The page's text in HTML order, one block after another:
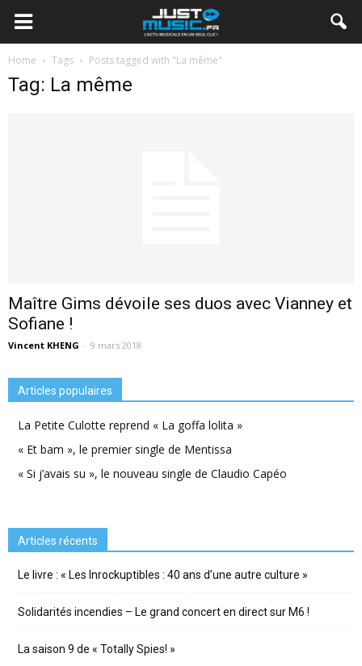
Home Tags Posts tagged with "La même"
Tag: La même
Maître Gims dévoile ses duos avec Vianney et
Sofiane !
Vincent KHENG - 9 mars 2018
Articles populaires
La Petite Culotte reprend « La goffa lolita »
« Et bam », le premier single de Mentissa
« Si j’avais su », le nouveau single de Claudio Capéo
Articles récents
Le livre : « Les Inrockuptibles : 40 ans d’une autre culture »
Solidarités incendies – Le grand concert en direct sur M6 !
La saison 9 de « Totally Spies! »